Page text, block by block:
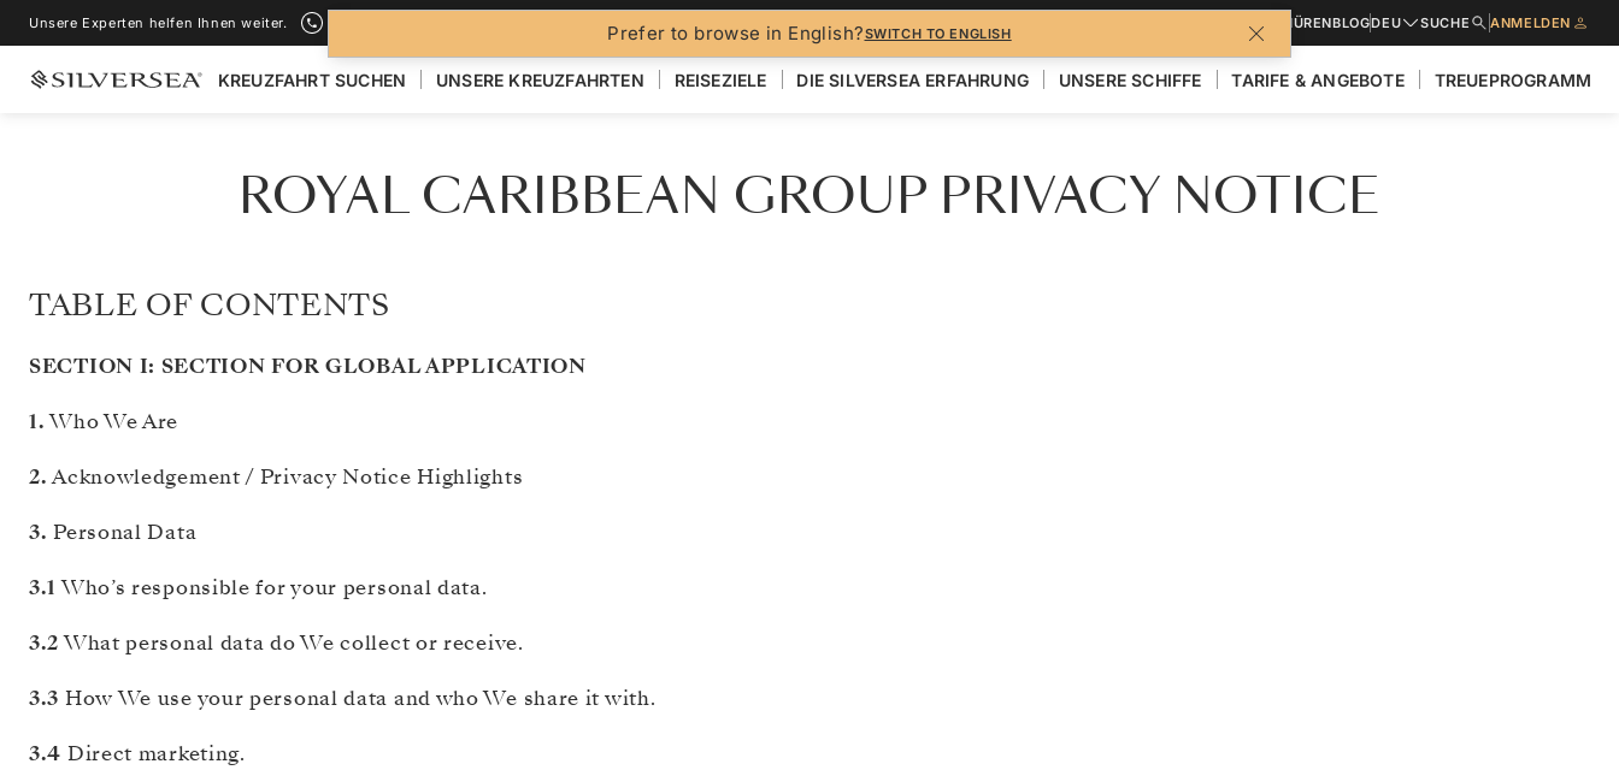
Prefer to browse in English?SWITCH TO ENGLISH
Unsere Experten helfen Ihnen weiter. BROSCHÜRENBLOGDEU SUCHE ANMELDEN
KREUZFAHRT SUCHEN UNSERE KREUZFAHRTEN REISEZIELE DIE SILVERSEA ERFAHRUNG UNSERE SCHIFFE TARIFE & ANGEBOTE TREUEPROGRAMM
ROYAL CARIBBEAN GROUP PRIVACY NOTICE
TABLE OF CONTENTS
SECTION I: SECTION FOR GLOBAL APPLICATION
1.Who We Are
2.Acknowledgement / Privacy Notice Highlights
3. Personal Data
3.1 Who’s responsible for your personal data.
3.2What personal data do We collect or receive.
3.3 How We use your personal data and who We share it with.
3.4 Direct marketing.